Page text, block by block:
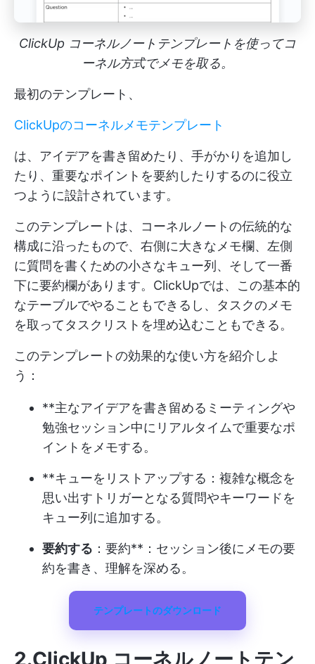
ClickUp コーネルノートテンプレートを使ってコ
ーネル方式でメモを取る。
最初のテンプレート、
ClickUpのコーネルメモテンプレート
は、アイデアを書き留めたり、手がかりを追加し
たり、重要なポイントを要約したりするのに役立
つように設計されています。
このテンプレートは、コーネルノートの伝統的な
構成に沿ったもので、右側に大きなメモ欄、左側
に質問を書くための小さなキュー列、そして一番
下に要約欄があります。ClickUpでは、この基本的
なテーブルでやることもできるし、タスクのメモ
を取ってタスクリストを埋め込むこともできる。
このテンプレートの効果的な使い方を紹介しよ
う：
**主なアイデアを書き留めるミーティングや
勉強セッション中にリアルタイムで重要なポ
イントをメモする。
**キューをリストアップする：複雑な概念を
思い出すトリガーとなる質問やキーワードを
キュー列に追加する。
要約する ：要約**：セッション後にメモの要
約を書き、理解を深める。
テンプレートのダウンロード
2.ClickUp コーネルノートテン